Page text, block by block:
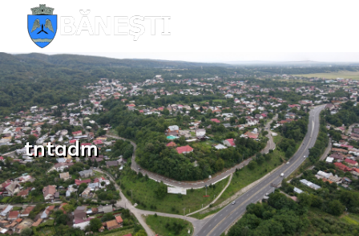
content
tntadm